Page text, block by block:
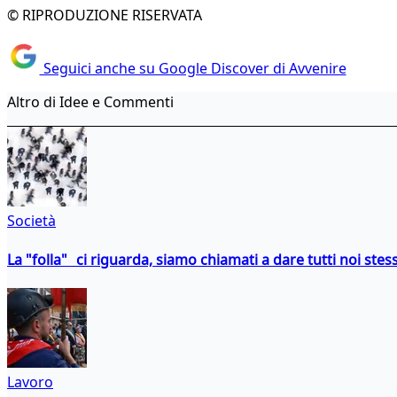
© RIPRODUZIONE RISERVATA
Seguici anche su Google Discover di Avvenire
Altro di Idee e Commenti
Società
La "folla" ci riguarda, siamo chiamati a dare tutti noi
Lavoro